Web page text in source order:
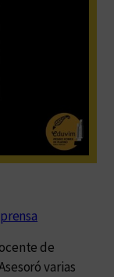
de
varias